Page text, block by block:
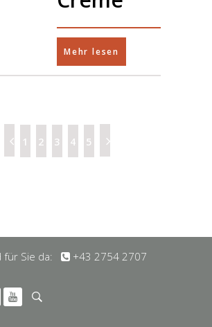
Mehr lesen
1 2 3 4 5
für Sie da: +43 2754 2707